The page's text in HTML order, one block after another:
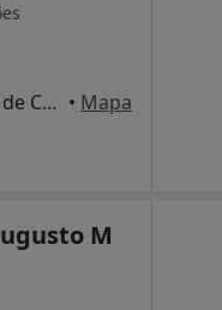
Alameda dos Desportos, Santiago de Candoso , Guimarães • Mapa
M